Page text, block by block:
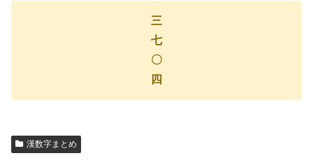
三
七
〇
四
漢数字まとめ